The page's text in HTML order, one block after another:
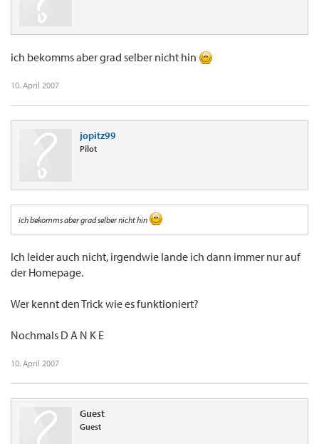
ich bekomms aber grad selber nicht hin
10. April 2007
jopitz99
Pilot
ich bekomms aber grad selber nicht hin
Ich leider auch nicht, irgendwie lande ich dann immer nur auf
der Homepage.
Wer kennt den Trick wie es funktioniert?
Nochmals D A N K E
10. April 2007
Guest
Guest